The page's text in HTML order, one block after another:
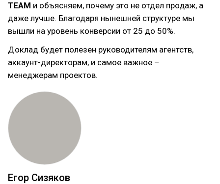
TEAM и объясняем, почему это не отдел продаж, а
даже лучше. Благодаря нынешней структуре мы
вышли на уровень конверсии от 25 до 50%.
Доклад будет полезен руководителям агентств,
аккаунт-директорам, и самое важное –
менеджерам проектов.
Егор Сизяков